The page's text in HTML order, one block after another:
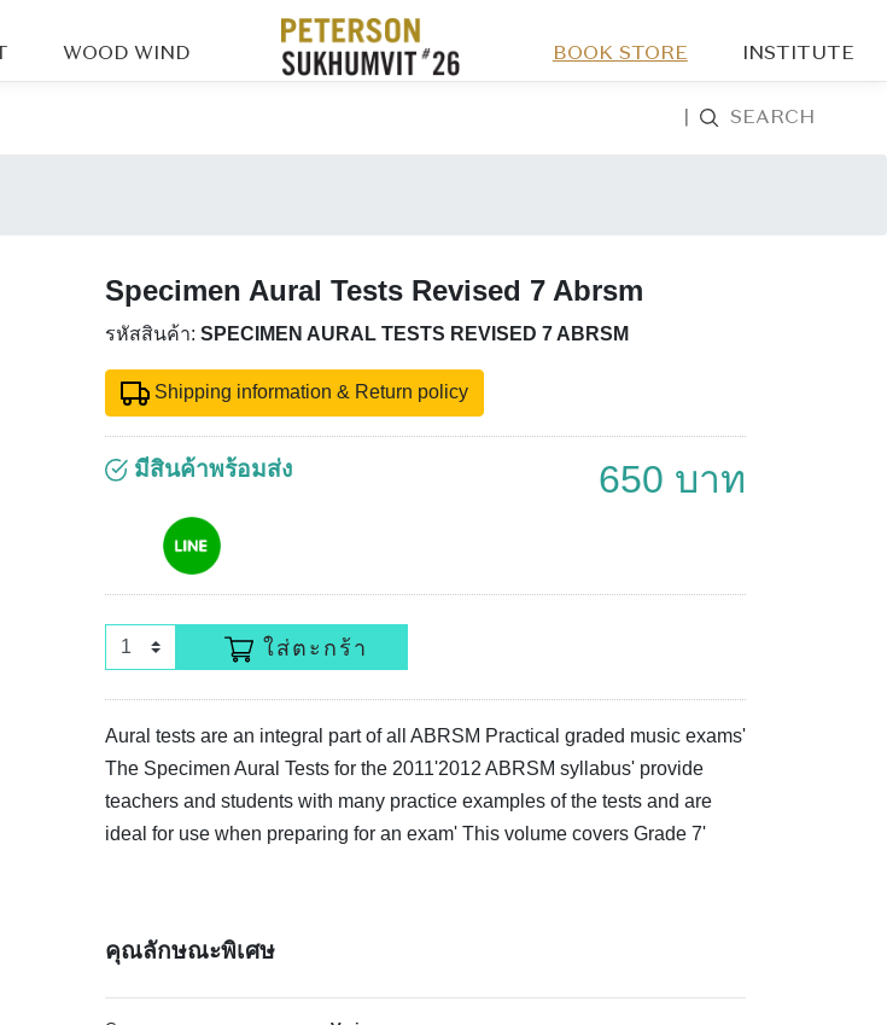
WOOD WIND BOOK STORE INSTITUTE
SEARCH
Specimen Aural Tests Revised 7 Abrsm
รหัสสินค้า: SPECIMEN AURAL TESTS REVISED 7 ABRSM
Shipping information & Return policy
มีสินค้าพร้อมส่ง 650 บาท
ใส่ตะกร้า
Aural tests are an integral part of all ABRSM Practical graded music exams'
The Specimen Aural Tests for the 2011'2012 ABRSM syllabus' provide
teachers and students with many practice examples of the tests and are
ideal for use when preparing for an exam' This volume covers Grade 7'
คุณลักษณะพิเศษ